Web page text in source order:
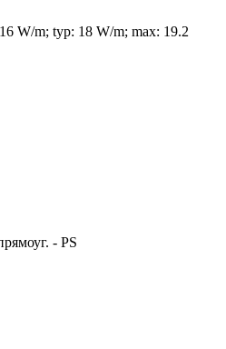
W/m; typ: 18 W/m; max: 19.2
- PS